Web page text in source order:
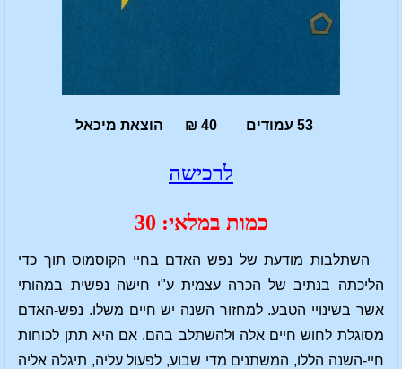
53 עמודים 40 ₪ הוצאת מיכאל
לרכישה
כמות במלאי: 30
השתלבות מודעת של נפש האדם בחיי הקוסמוס תוך כדי
הליכתה בנתיב של הכרה עצמית ע"י חישה נפשית במהותי
אשר בשינויי הטבע. למחזור השנה יש חיים משלו. נפש-האדם
מסוגלת לחוש חיים אלה ולהשתלב בהם. אם היא תתן לכוחות
חיי-השנה הללו, המשתנים מדי שבוע, לפעול עליה, תיגלה אליה